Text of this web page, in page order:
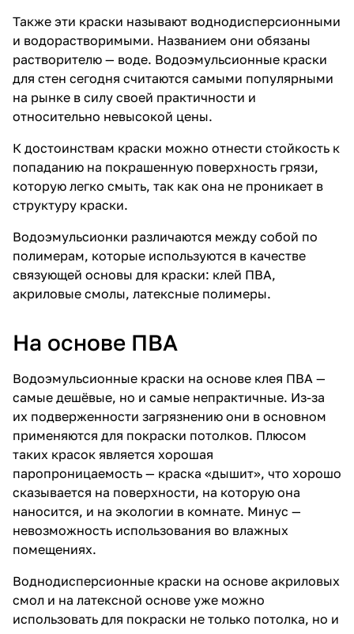
Также эти краски называют воднодисперсионными
и водорастворимыми. Названием они обязаны
растворителю — воде. Водоэмульсионные краски
для стен сегодня считаются самыми популярными
на рынке в силу своей практичности и
относительно невысокой цены.
К достоинствам краски можно отнести стойкость к
попаданию на покрашенную поверхность грязи,
которую легко смыть, так как она не проникает в
структуру краски.
Водоэмульсионки различаются между собой по
полимерам, которые используются в качестве
связующей основы для краски: клей ПВА,
акриловые смолы, латексные полимеры.
На основе ПВА
Водоэмульсионные краски на основе клея ПВА —
самые дешёвые, но и самые непрактичные. Из-за
их подверженности загрязнению они в основном
применяются для покраски потолков. Плюсом
таких красок является хорошая
паропроницаемость — краска «дышит», что хорошо
сказывается на поверхности, на которую она
наносится, и на экологии в комнате. Минус —
невозможность использования во влажных
помещениях.
Воднодисперсионные краски на основе акриловых
смол и на латексной основе уже можно
использовать для покраски не только потолка, но и